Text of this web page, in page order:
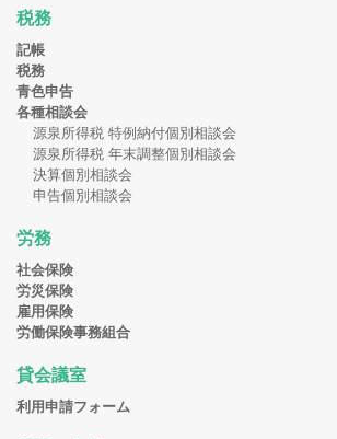
税務
記帳
税務
青色申告
各種相談会
源泉所得税 特例納付個別相談会
源泉所得税 年末調整個別相談会
決算個別相談会
申告個別相談会
労務
社会保険
労災保険
雇用保険
労働保険事務組合
貸会議室
利用申請フォーム